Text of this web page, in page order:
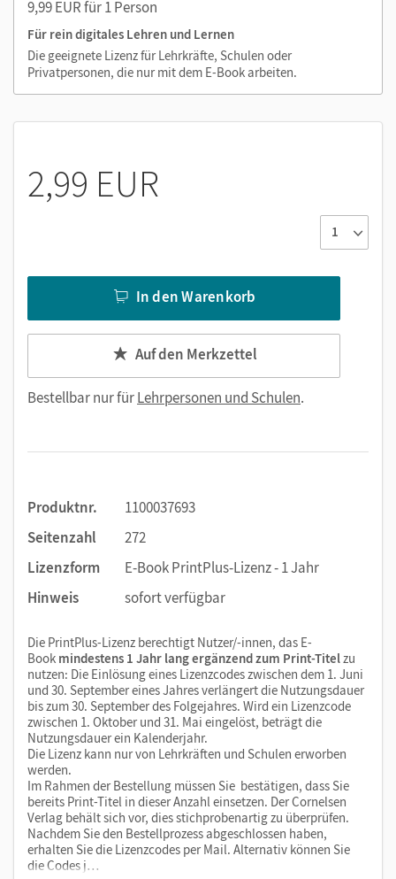
Neu: Barrierefreie Funktionen
Sie noch besser vorbereitet sind auf die individuellen
Bedürfnisse Ihrer Lernenden.
Medien in diesem E-Book:
Interaktive Übungen zu den Sprachtrainingsseiten
Interaktive Tests
9,99 EUR für 1 Person
Für rein digitales Lehren und Lernen
Die geeignete Lizenz für Lehrkräfte, Schulen oder
Privatpersonen, die nur mit dem E-Book arbeiten.
2,99 EUR
In den Warenkorb
Auf den Merkzettel
Bestellbar nur fürLehrpersonen und Schulen.
Produktnr.
1100037693
Seitenzahl
272
Lizenzform
E-Book PrintPlus-Lizenz - 1 Jahr
Hinweis
sofort verfügbar
Die PrintPlus-Lizenz berechtigt Nutzer/-innen, das E-
Book mindestens 1 Jahr lang ergänzend zum Print-Titelzu
nutzen: Die Einlösung eines Lizenzcodes zwischen dem 1. Juni
und 30. September eines Jahres verlängert die Nutzungsdauer
bis zum 30. September des Folgejahres. Wird ein Lizenzcode
zwischen 1. Oktober und 31. Mai eingelöst, beträgt die
Nutzungsdauer ein Kalenderjahr.
Die Lizenz kann nur von Lehrkräften und Schulen erworben
werden.
Im Rahmen der Bestellung müssen Sie bestätigen, dass Sie
bereits Print-Titel in dieser Anzahl einsetzen. Der Cornelsen
Verlag behält sich vor, dies stichprobenartig zu überprüfen.
Nachdem Sie den Bestellprozess abgeschlossen haben,
erhalten Sie die Lizenzcodes per Mail. Alternativ können Sie
die Codes j…